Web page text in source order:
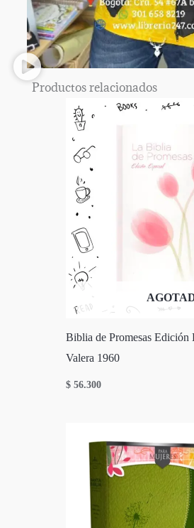
Productos relacionados
Biblia de Promesas Edición
Valera 1960
$ 56.300